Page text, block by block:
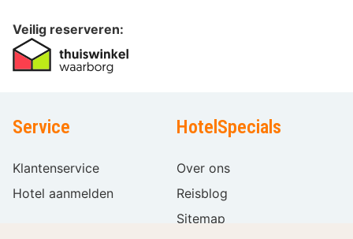
Veilig reserveren:
Service
Klantenservice
Hotel aanmelden
HotelSpecials
Over ons
Reisblog
Sitemap